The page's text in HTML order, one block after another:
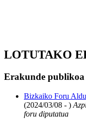
LOTUTAKO
Erakunde publikoa
Bizkaiko Foru
(2024/03/08 - )
foru diputatua